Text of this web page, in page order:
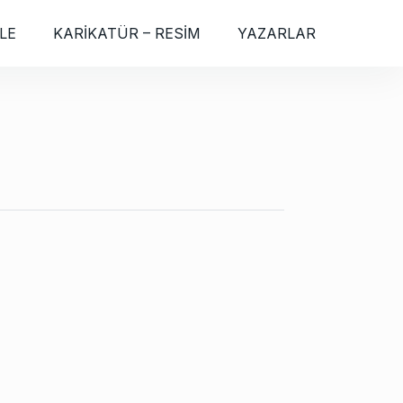
KARİKATÜR – RESİM YAZARLAR